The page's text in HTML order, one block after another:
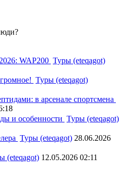
WAP200 Туры (eteqagot)
Туры (eteqagot)
в арсенале спортсмена
и особенности Туры (eteqagot)
Туры (eteqagot) 28.06.2026
(eteqagot) 12.05.2026 02:11